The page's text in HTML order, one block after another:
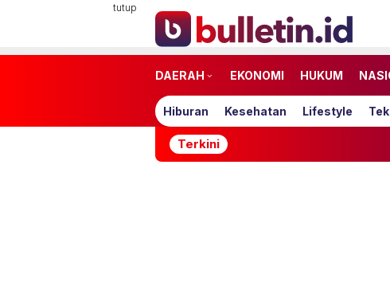
tutup
DAERAH EKONOMI HUKUM
Hiburan Kesehatan Lifestyle
Terkini Mulai Musim